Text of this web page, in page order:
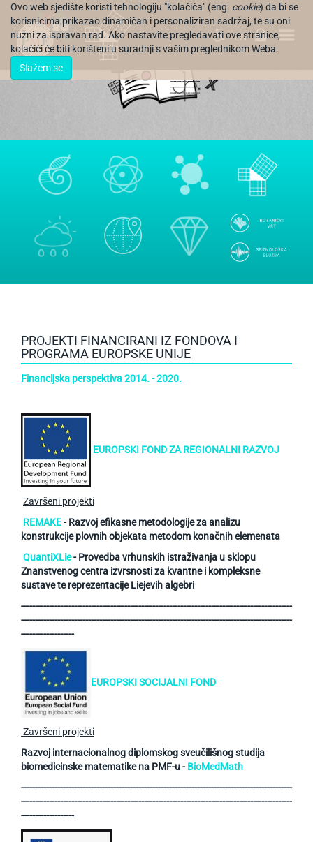
Ovo web sjedište koristi tehnologiju "kolačića" (eng. cookie) da bi se
korisnicima prikazao dinamičan i personaliziran sadržaj, te su oni
nužni za ispravan rad. Ako nastavite pregledavati ove stranice,
kolačići će biti korišteni u suradnji s vašim preglednikom Weba.
Slažem se
EN
PROJEKTI FINANCIRANI IZ FONDOVA I
PROGRAMA EUROPSKE UNIJE
Financijska perspektiva 2014. - 2020.
EUROPSKI FOND ZA REGIONALNI RAZVOJ
Završeni projekti
REMAKE- Razvoj efikasne metodologije za analizu
konstrukcije plovnih objekata metodom konačnih elemenata
QuantiXLie- Provedba vrhunskih istraživanja u sklopu
Znanstvenog centra izvrsnosti za kvantne i kompleksne
sustave te reprezentacije Liejevih algebri
-------------------------------------------------------------------------------------------------
-------------------------------------------------------------------------------------------------
-------------------
EUROPSKI SOCIJALNI FOND
Završeni projekti
Razvoj internacionalnog diplomskog sveučilišnog studija
biomedicinske matematike na PMF-u -BioMedMath
-------------------------------------------------------------------------------------------------
-------------------------------------------------------------------------------------------------
-------------------